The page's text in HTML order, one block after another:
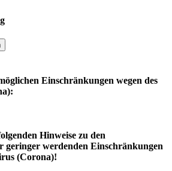
Ein­schränk­ungen wegen des
Hinweise zu den
geringer werdenden Einschränkungen
(Corona)!